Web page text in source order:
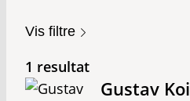
Vis filtre
1 resultat
Gustav Koi